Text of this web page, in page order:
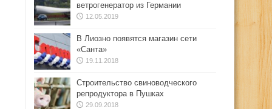
ветрогенератор из Германии
12.05.2019
В Лиозно появятся магазин сети
«Санта»
19.11.2018
Строительство свиноводческого
репродуктора в Пушках
29.09.2018